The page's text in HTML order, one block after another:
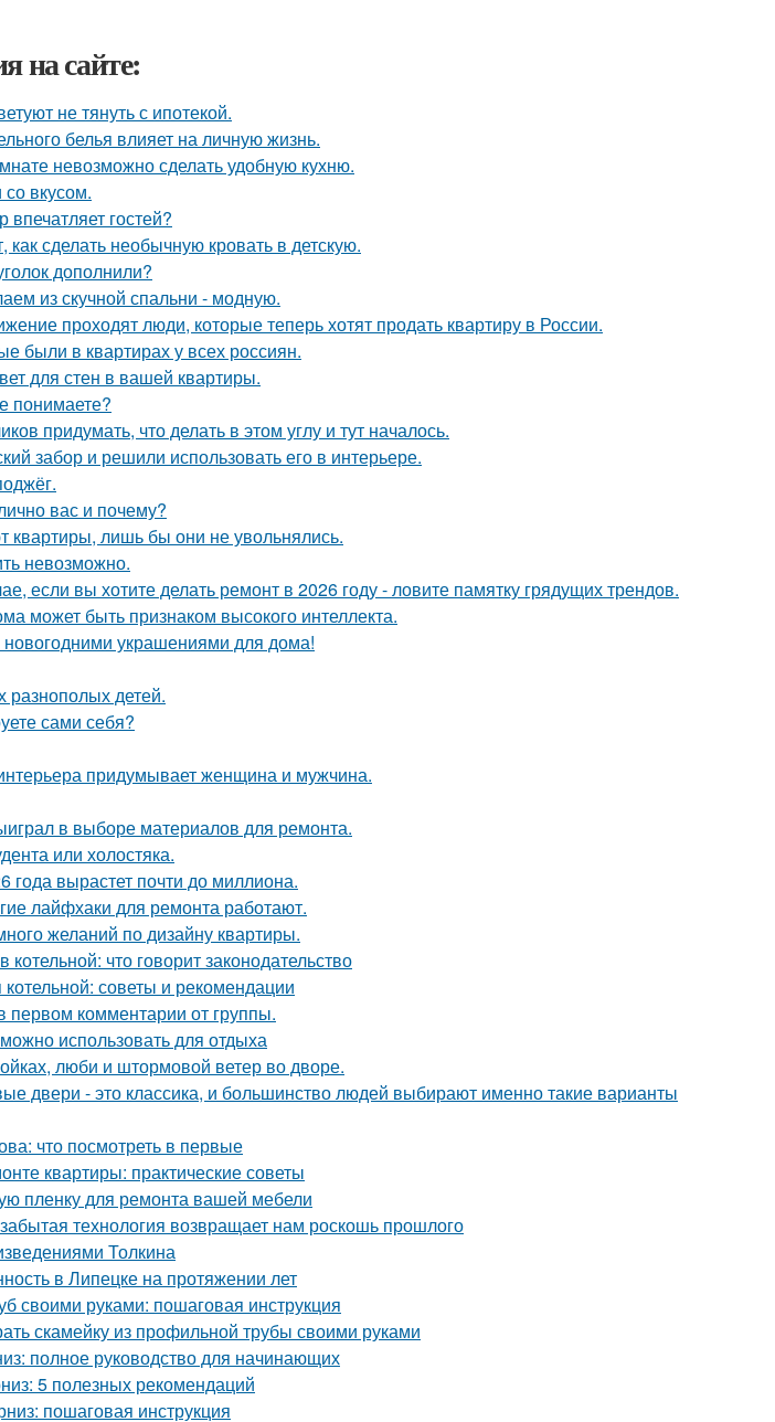
на сайте:
не тянуть с ипотекой.
белья влияет на личную жизнь.
невозможно сделать удобную кухню.
вкусом.
гостей?
сделать необычную кровать в детскую.
дополнили?
из скучной спальни - модную.
проходят люди, которые теперь хотят продать квартиру в России.
были в квартирах у всех россиян.
для стен в вашей квартиры.
понимаете?
придумать, что делать в этом углу и тут началось.
забор и решили использовать его в интерьере.
вас и почему?
квартиры, лишь бы они не увольнялись.
невозможно.
если вы хотите делать ремонт в 2026 году - ловите памятку грядущих трендов.
может быть признаком высокого интеллекта.
украшениями для дома!
разнополых детей.
сами себя?
придумывает женщина и мужчина.
в выборе материалов для ремонта.
или холостяка.
года вырастет почти до миллиона.
лайфхаки для ремонта работают.
желаний по дизайну квартиры.
что говорит законодательство
советы и рекомендации
первом комментарии от группы.
использовать для отдыха
люби и штормовой ветер во дворе.
двери - это классика, и большинство людей выбирают именно такие варианты
что посмотреть в первые
квартиры: практические советы
пленку для ремонта вашей мебели
технология возвращает нам роскошь прошлого
Толкина
в Липецке на протяжении лет
своими руками: пошаговая инструкция
скамейку из профильной трубы своими руками
полное руководство для начинающих
5 полезных рекомендаций
пошаговая инструкция